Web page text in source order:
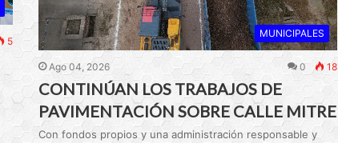
5
MUNICIPALES
Ago 04, 2026 0 18
CONTINÚAN LOS TRABAJOS DE
PAVIMENTACIÓN SOBRE CALLE MITRE
Con fondos propios y una administración responsable y